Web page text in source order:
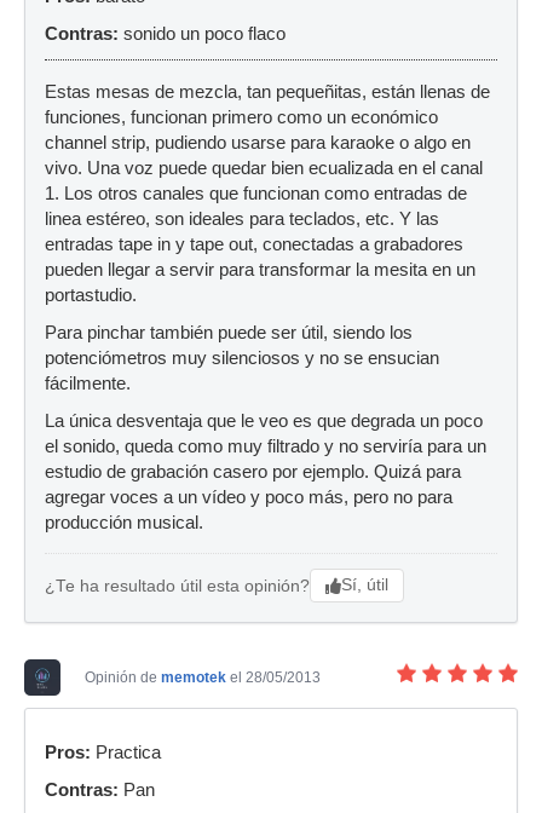
Contras: sonido un poco flaco
Estas mesas de mezcla, tan pequeñitas, están llenas de
funciones, funcionan primero como un económico
channel strip, pudiendo usarse para karaoke o algo en
vivo. Una voz puede quedar bien ecualizada en el canal
1. Los otros canales que funcionan como entradas de
linea estéreo, son ideales para teclados, etc. Y las
entradas tape in y tape out, conectadas a grabadores
pueden llegar a servir para transformar la mesita en un
portastudio.
Para pinchar también puede ser útil, siendo los
potenciómetros muy silenciosos y no se ensucian
fácilmente.
La única desventaja que le veo es que degrada un poco
el sonido, queda como muy filtrado y no serviría para un
estudio de grabación casero por ejemplo. Quizá para
agregar voces a un vídeo y poco más, pero no para
producción musical.
¿Te ha resultado útil esta opinión? Sí, útil
Opinión de memotek el 28/05/2013
Pros: Practica
Contras: Pan